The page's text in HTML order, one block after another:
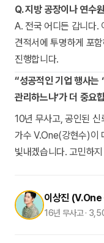
Q. 지방 공장이나 연수
A. 전국 어디든 갑니다.
견적서에 투명하게 포
진행합니다.
“성공적인 기업 행사는
관리하느냐’가 더 중요
10년 무사고, 공인된 신
가수 V.One(강현수)이
빛내겠습니다. 고민하
이상진
16년 무사고 ·